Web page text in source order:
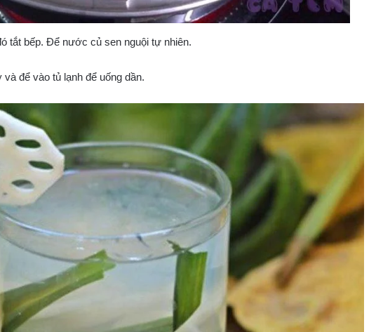
tắt bếp. Để nước củ sen nguội tự nhiên.
để vào tủ lạnh để uống dần.